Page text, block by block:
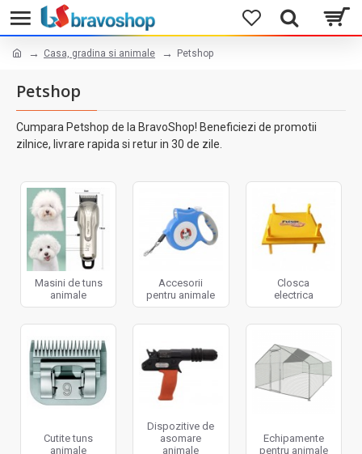
Casa, gradina si animale Petshop
Petshop
Cumpara Petshop de la BravoShop! Beneficiezi de promotii
zilnice, livrare rapida si retur in 30 de zile.
Masini de tuns
animale
Accesorii
pentru animale
Closca
electrica
Cutite tuns
animale
Dispozitive de
asomare
animale
Echipamente
pentru animale